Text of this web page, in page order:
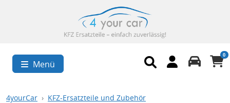
Menü
0
4yourCar
KFZ-Ersatzteile und Zubehör